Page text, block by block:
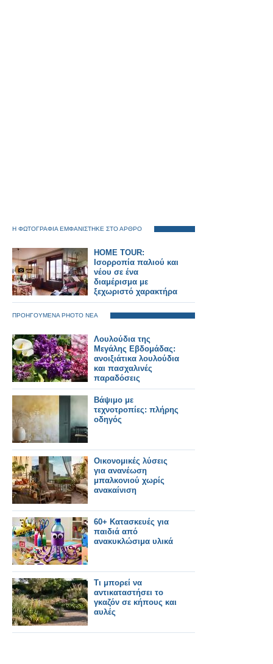
Η ΦΩΤΟΓΡΑΦΙΑ ΕΜΦΑΝΙΣΤΗΚΕ ΣΤΟ ΑΡΘΡΟ
HOME TOUR:
Ισορροπία παλιού και
νέου σε ένα
διαμέρισμα με
ξεχωριστό χαρακτήρα
ΠΡΟΗΓΟΥΜΕΝΑ PHOTO ΝΕΑ
Λουλούδια της
Μεγάλης Εβδομάδας:
ανοιξιάτικα λουλούδια
και πασχαλινές
παραδόσεις
Βάψιμο με
τεχνοτροπίες: πλήρης
οδηγός
Οικονομικές λύσεις
για ανανέωση
μπαλκονιού χωρίς
ανακαίνιση
60+ Κατασκευές για
παιδιά από
ανακυκλώσιμα υλικά
Τι μπορεί να
αντικαταστήσει το
γκαζόν σε κήπους και
αυλές